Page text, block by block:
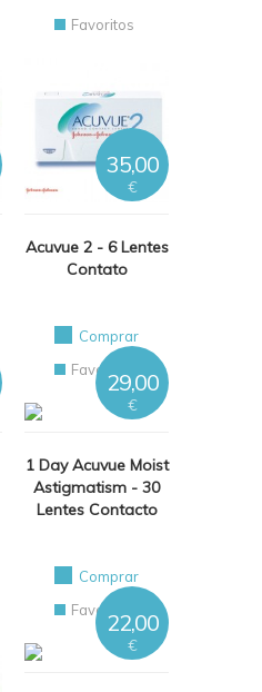
Favoritos
Acuvue 2 - 6 Lentes
Contato
35,00
€
Comprar
Favoritos
1 Day Acuvue Moist
Astigmatism - 30
Lentes Contacto
29,00
€
Comprar
Favoritos22,00
€